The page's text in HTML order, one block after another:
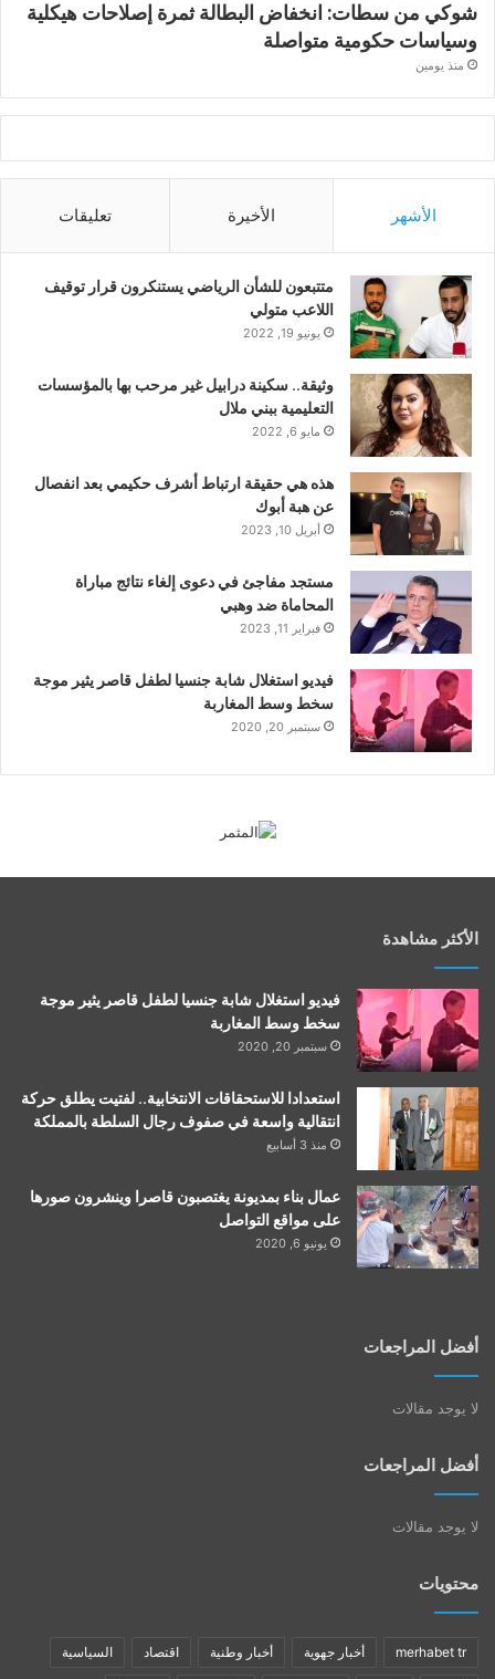
شوكي من سطات: انخفاض البطالة ثمرة إصلاحات هيكلية
وسياسات حكومية متواصلة
منذ يومين
الأشهر الأخيرة تعليقات
متتبعون للشأن الرياضي يستنكرون قرار توقيف
اللاعب متولي
يونيو 19, 2022
وثيقة.. سكينة درابيل غير مرحب بها بالمؤسسات
التعليمية ببني ملال
مايو 6, 2022
هذه هي حقيقة ارتباط أشرف حكيمي بعد انفصال
عن هبة أبوك
أبريل 10, 2023
مستجد مفاجئ في دعوى إلغاء نتائج مباراة
المحاماة ضد وهبي
فبراير 11, 2023
فيديو استغلال شابة جنسيا لطفل قاصر يثير موجة
سخط وسط المغاربة
سبتمبر 20, 2020
الأكثر مشاهدة
فيديو استغلال شابة جنسيا لطفل قاصر يثير موجة
سخط وسط المغاربة
سبتمبر 20, 2020
استعدادا للاستحقاقات الانتخابية.. لفتيت يطلق حركة
انتقالية واسعة في صفوف رجال السلطة بالمملكة
منذ 3 أسابيع
عمال بناء بمديونة يغتصبون قاصرا وينشرون صورها
على مواقع التواصل
يونيو 6, 2020
أفضل المراجعات
لا يوجد مقالات
أفضل المراجعات
لا يوجد مقالات
محتويات
merhabet tr أخبار جهوية أخبار وطنية اقتصاد السياسية